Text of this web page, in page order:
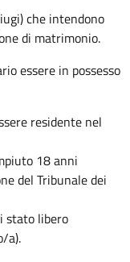
che intendono
di matrimonio.
essere in possesso
residente nel
18 anni
del Tribunale dei
stato libero
a).